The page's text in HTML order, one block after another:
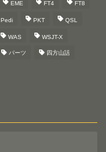
EME FT4 FT8
Pedi PKT QSL
WAS WSJT-X
パーツ 四方山話